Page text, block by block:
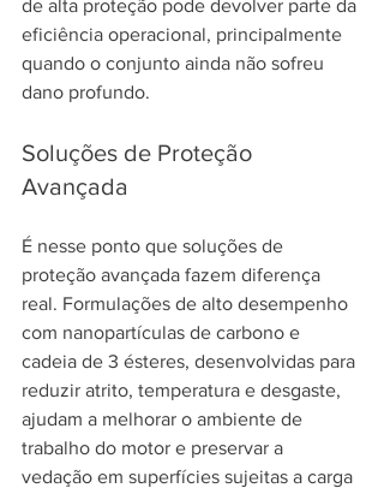
de alta proteção pode devolver parte da
eficiência operacional, principalmente
quando o conjunto ainda não sofreu
dano profundo.
Soluções de Proteção
Avançada
É nesse ponto que soluções de
proteção avançada fazem diferença
real. Formulações de alto desempenho
com nanopartículas de carbono e
cadeia de 3 ésteres, desenvolvidas para
reduzir atrito, temperatura e desgaste,
ajudam a melhorar o ambiente de
trabalho do motor e preservar a
vedação em superfícies sujeitas a carga